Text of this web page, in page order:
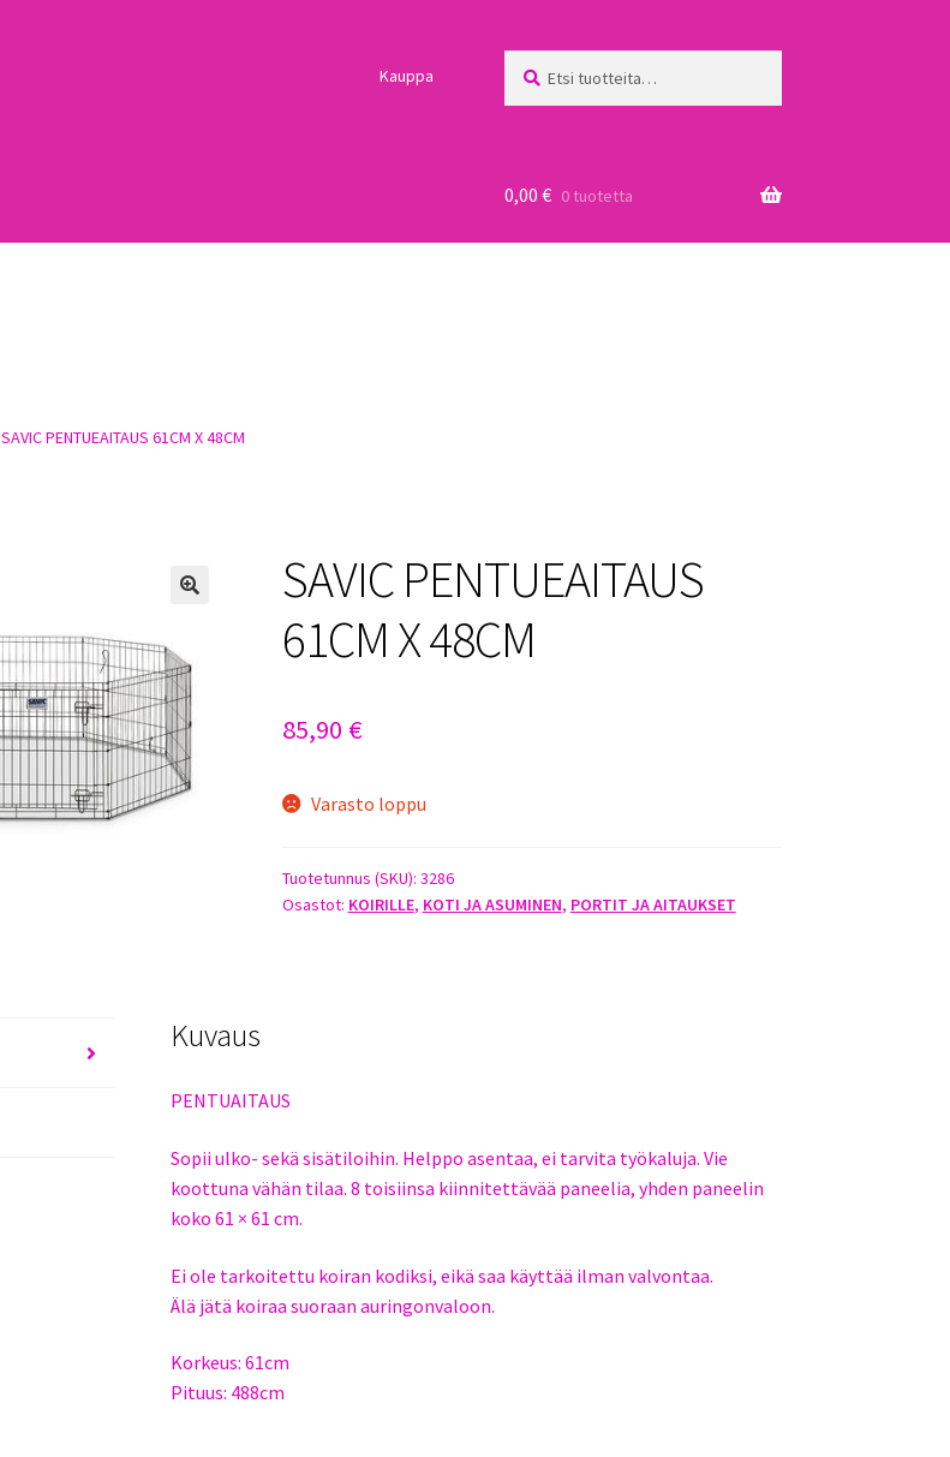
Kauppa
0,00 € 0 tuotetta
SAVIC PENTUEAITAUS 61CM X 48CM
SAVIC PENTUEAITAUS
61CM X 48CM
85,90 €
Varasto loppu
Tuotetunnus (SKU): 3286
Osastot: KOIRILLE, KOTI JA ASUMINEN, PORTIT JA AITAUKSET
Kuvaus
PENTUAITAUS
Sopii ulko- sekä sisätiloihin. Helppo asentaa, ei tarvita työkaluja. Vie
koottuna vähän tilaa. 8 toisiinsa kiinnitettävää paneelia, yhden paneelin
koko 61 × 61 cm.
Ei ole tarkoitettu koiran kodiksi, eikä saa käyttää ilman valvontaa.
Älä jätä koiraa suoraan auringonvaloon.
Korkeus: 61cm
Pituus: 488cm